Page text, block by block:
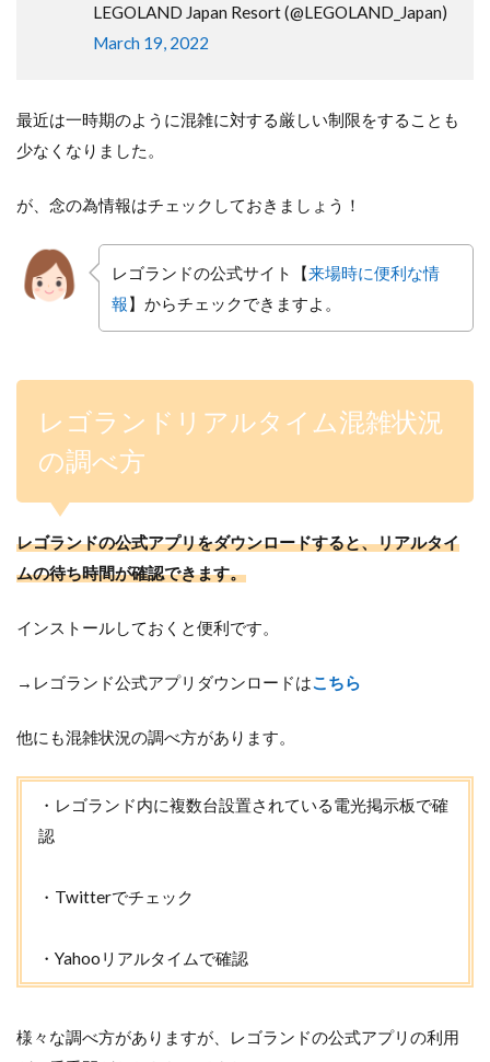
LEGOLAND Japan Resort (@LEGOLAND_Japan)
March 19, 2022
最近は一時期のように混雑に対する厳しい制限をすることも
少なくなりました。
が、念の為情報はチェックしておきましょう！
レゴランドの公式サイト【来場時に便利な情
報】からチェックできますよ。
レゴランドリアルタイム混雑状況
の調べ方
レゴランドの公式アプリをダウンロードすると、リアルタイ
ムの待ち時間が確認できます。
インストールしておくと便利です。
→レゴランド公式アプリダウンロードはこちら
他にも混雑状況の調べ方があります。
・レゴランド内に複数台設置されている電光掲示板で確
認
・Twitterでチェック
・Yahooリアルタイムで確認
様々な調べ方がありますが、レゴランドの公式アプリの利用